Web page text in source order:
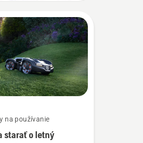
na používanie
starať o letný